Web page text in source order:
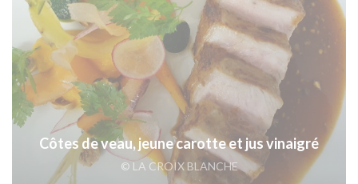
Côtes de veau, jeune carotte et jus vinaigré
© LA CROIX BLANCHE